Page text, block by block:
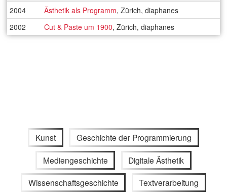
2004 Ästhetik als Programm, Zürich, diaphanes
2002
Cut & Paste um 1900, Zürich, diaphanes
Kunst Geschichte der Programmierung
Mediengeschichte Digitale Ästhetik
Wissenschaftsgeschichte Textverarbeitung